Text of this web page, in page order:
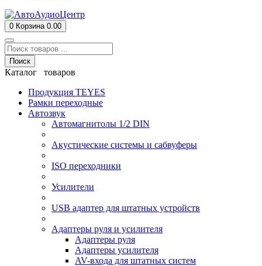
0 Корзина 0.00
Поиск
Каталог товаров
Продукция TEYES
Рамки переходные
Автозвук
Автомагнитолы 1/2 DIN
Акустические системы и сабвуферы
ISO переходники
Усилители
USB адаптер для штатных устройств
Адаптеры руля и усилителя
Адаптеры руля
Адаптеры усилителя
AV-входа для штатных систем